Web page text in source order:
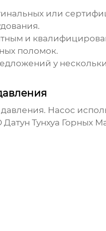
или
и
поломок.
у
Насос
Тунхуа Горных